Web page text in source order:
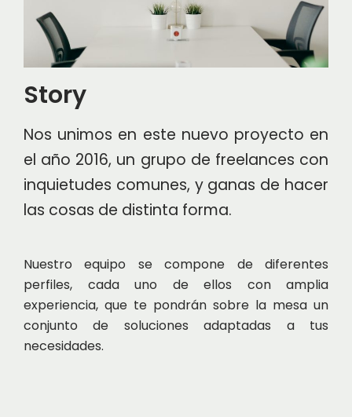
Story
Nos unimos en este nuevo proyecto en
el año 2016, un grupo de freelances con
inquietudes comunes, y ganas de hacer
las cosas de distinta forma.
Nuestro equipo se compone de diferentes
perfiles, cada uno de ellos con amplia
experiencia, que te pondrán sobre la mesa un
conjunto de soluciones adaptadas a tus
necesidades.